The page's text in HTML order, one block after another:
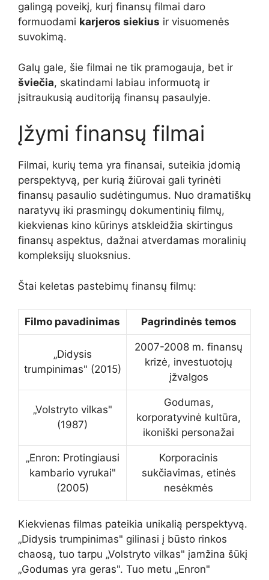
galingą poveikį, kurį finansų filmai daro
formuodami karjeros siekius ir visuomenės
suvokimą.
Galų gale, šie filmai ne tik pramogauja, bet ir
šviečia, skatindami labiau informuotą ir
įsitraukusią auditoriją finansų pasaulyje.
Įžymi finansų filmai
Filmai, kurių tema yra finansai, suteikia įdomią
perspektyvą, per kurią žiūrovai gali tyrinėti
finansų pasaulio sudėtingumus. Nuo dramatiškų
naratyvų iki prasmingų dokumentinių filmų,
kiekvienas kino kūrinys atskleidžia skirtingus
finansų aspektus, dažnai atverdamas moralinių
kompleksijų sluoksnius.
Štai keletas pastebimų finansų filmų:
Filmo pavadinimas Pagrindinės temos
„Didysis
trumpinimas" (2015)
2007-2008 m. finansų
krizė, investuotojų
įžvalgos
„Volstryto vilkas"
(1987)
Godumas,
korporatyvinė kultūra,
ikoniški personažai
„Enron: Protingiausi
kambario vyrukai"
(2005)
Korporacinis
sukčiavimas, etinės
nesėkmės
Kiekvienas filmas pateikia unikalią perspektyvą.
„Didysis trumpinimas" gilinasi į būsto rinkos
chaosą, tuo tarpu „Volstryto vilkas" įamžina šūkį
„Godumas yra geras". Tuo metu „Enron"